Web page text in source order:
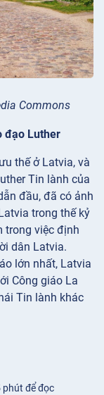
Commons
đạo Luther
thế ở Latvia, và
Tin lành của
đầu, đã có ảnh
trong thế kỷ
trong việc định
dân Latvia.
lớn nhất, Latvia
Công giáo La
Tin lành khác
phút để đọc